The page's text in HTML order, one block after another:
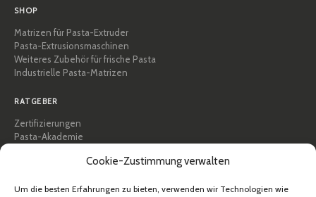
Cookie-Zustimmung verwalten
Um die besten Erfahrungen zu bieten, verwenden wir Technologien wie
SHOP
Matrizen für Pasta-Extruder
Pasta-Extrusionsmaschinen
Weiteres Zubehör für frische Pasta
Industrielle Pasta-Matrizen
RATGEBER
Zertifizierungen
Pasta-Akademie
Über Pastidea